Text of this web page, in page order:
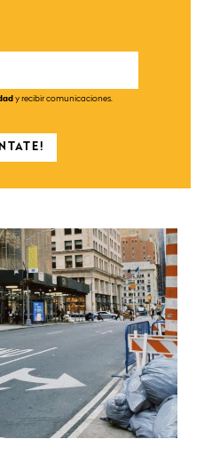
y recibir comunicaciones.